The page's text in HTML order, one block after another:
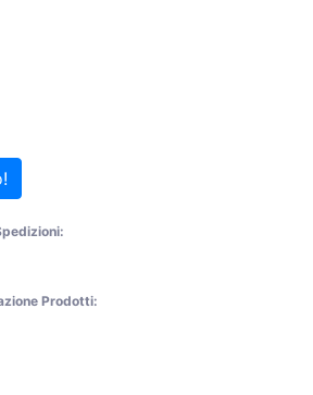
Prodotti: